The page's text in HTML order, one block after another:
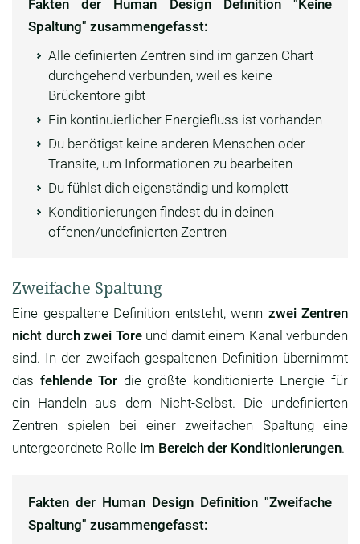
Fakten der Human Design Definition "Keine
Spaltung" zusammengefasst:
Alle definierten Zentren sind im ganzen Chart
durchgehend verbunden, weil es keine
Brückentore gibt
Ein kontinuierlicher Energiefluss ist vorhanden
Du benötigst keine anderen Menschen oder
Transite, um Informationen zu bearbeiten
Du fühlst dich eigenständig und komplett
Konditionierungen findest du in deinen
offenen/undefinierten Zentren
Zweifache Spaltung
Eine gespaltene Definition entsteht, wenn zwei Zentren
nicht durch zwei Toreund damit einem Kanal verbunden
sind. In der zweifach gespaltenen Definition übernimmt
das fehlende Tor die größte konditionierte Energie für
ein Handeln aus dem Nicht-Selbst. Die undefinierten
Zentren spielen bei einer zweifachen Spaltung eine
untergeordnete Rolle im Bereich der Konditionierungen.
Fakten der Human Design Definition "Zweifache
Spaltung" zusammengefasst: